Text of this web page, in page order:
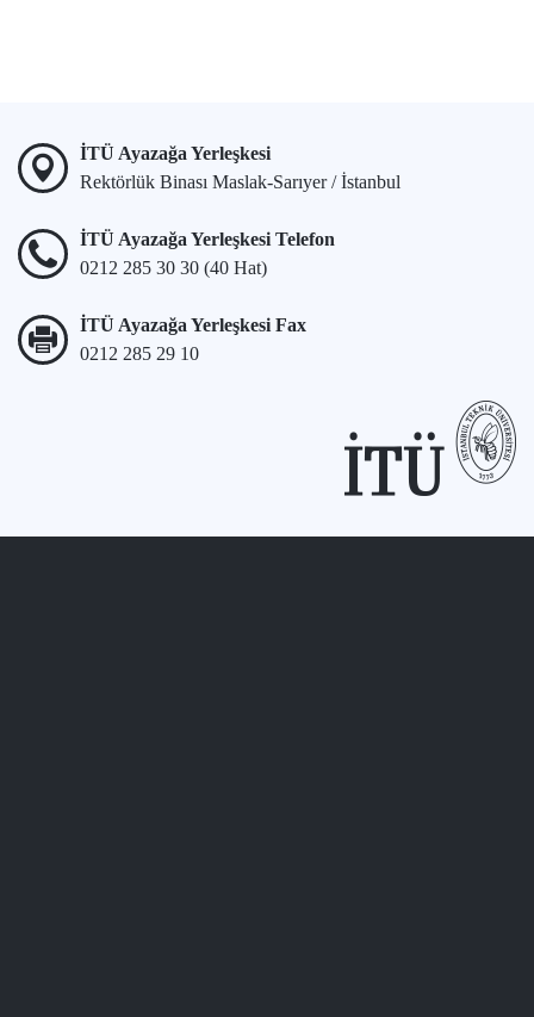
İTÜ Ayazağa Yerleşkesi
Rektörlük Binası Maslak-Sarıyer / İstanbul
İTÜ Ayazağa Yerleşkesi Telefon
0212 285 30 30 (40 Hat)
İTÜ Ayazağa Yerleşkesi Fax
0212 285 29 10